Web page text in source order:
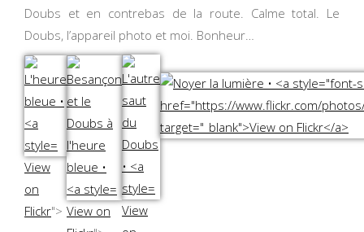
Doubs et en contrebas de la route. Calme total. Le
Doubs, l’appareil photo et moi. Bonheur…
View
on
Flickr"> View on
View